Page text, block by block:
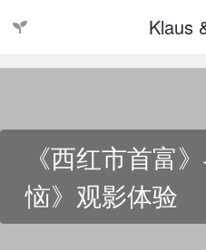
Klaus
《西红市首富
恼》观影体验